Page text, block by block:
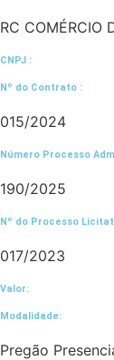
RC COMÉRCIO
CNPJ :
Nº do Contrato :
015/2024
Número Processo
190/2025
Nº do Processo
017/2023
Valor:
Modalidade:
Pregão